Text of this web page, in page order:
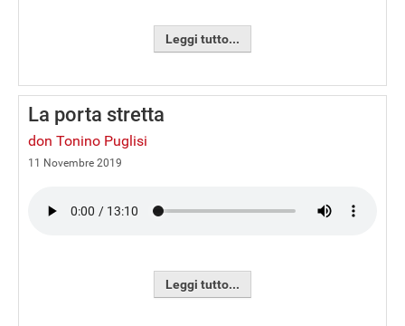
Leggi tutto...
La porta stretta
don Tonino Puglisi
11 Novembre 2019
Leggi tutto...